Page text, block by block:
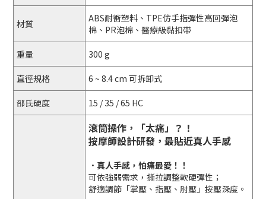
材質
ABS耐衝塑料、TPE仿手指彈性高回彈泡
棉、PR泡棉、醫療級黏扣帶
重量 300 g
直徑規格 6 ~ 8.4 cm 可拆卸式
邵氏硬度 15 / 35 / 65 HC
滾筒操作，「太痛」？！
按摩師設計研發，最貼近真人手感
． 真人手感，怕痛最愛！！
可依強弱需求，撕拉調整軟硬彈性；
舒適調節「掌壓、指壓、肘壓」按壓深度。